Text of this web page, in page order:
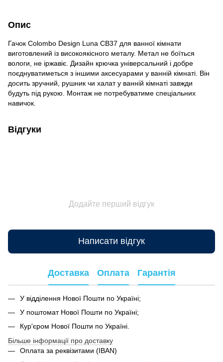
Опис
Гачок Colombo Design Luna CB37 для ванної кімнати
виготовлений із високоякісного металу. Метал не боїться
вологи, не іржавіє. Дизайн крючка універсальний і добре
поєднуватиметься з іншими аксесуарами у ванній кімнаті. Він
досить зручний, рушник чи халат у ванній кімнаті завжди
будуть під рукою. Монтаж не потребуватиме спеціальних
навичок.
Відгуки
Додайте перший відгук
Написати відгук
Доставка Оплата Гарантія
У відділення Нової Пошти по Україні;
У поштомат Нової Пошти по Україні;
Кур'єром Нової Пошти по Україні.
Більше інформації про доставку
Оплата за реквізитами (IBAN)